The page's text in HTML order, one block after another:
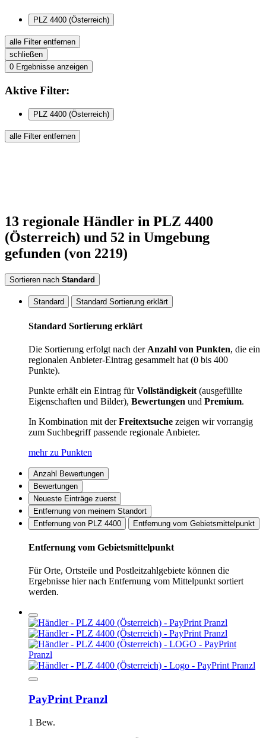
PLZ 4400 (Österreich)
alle Filter entfernen
schließen
0 Ergebnisse anzeigen
Aktive Filter:
PLZ 4400 (Österreich)
alle Filter entfernen
13 regionale Händler in PLZ 4400
(Österreich) und 52 in Umgebung
gefunden (von 2219)
Sortieren nach Standard
Standard Standard Sortierung erklärt
Standard Sortierung erklärt
Die Sortierung erfolgt nach der Anzahl von Punkten, die ein
regionalen Anbieter-Eintrag gesammelt hat (0 bis 400
Punkte).
Punkte erhält ein Eintrag fürVollständigkeit (ausgefüllte
Eigenschaften und Bilder), Bewertungen und Premium.
In Kombination mit derFreitextsuche zeigen wir vorrangig
zum Suchbegriff passende regionale Anbieter.
mehr zu Punkten
Anzahl Bewertungen
Bewertungen
Neueste Einträge zuerst
Entfernung von meinem Standort
Entfernung von PLZ 4400
Entfernung vom Gebietsmittelpunkt
Entfernung vom Gebietsmittelpunkt
Für Orte, Ortsteile und Postleitzahlgebiete können die
Ergebnisse hier nach Entfernung vom Mittelpunkt sortiert
werden.
PayPrint Pranzl
1 Bew.